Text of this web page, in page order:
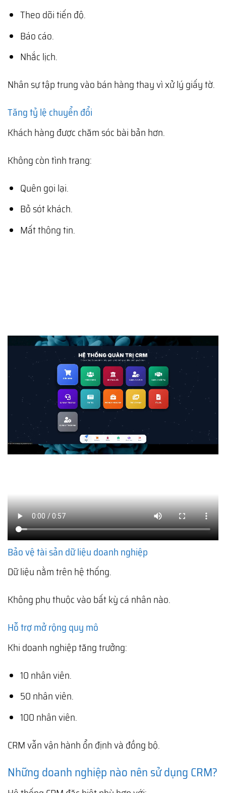
Theo dõi tiến độ.
Báo cáo.
Nhắc lịch.
Nhân sự tập trung vào bán hàng thay vì xử lý giấy tờ.
Tăng tỷ lệ chuyển đổi
Khách hàng được chăm sóc bài bản hơn.
Không còn tình trạng:
Quên gọi lại.
Bỏ sót khách.
Mất thông tin.
Bảo vệ tài sản dữ liệu doanh nghiệp
Dữ liệu nằm trên hệ thống.
Không phụ thuộc vào bất kỳ cá nhân nào.
Hỗ trợ mở rộng quy mô
Khi doanh nghiệp tăng trưởng:
10 nhân viên.
50 nhân viên.
100 nhân viên.
CRM vẫn vận hành ổn định và đồng bộ.
Những doanh nghiệp nào nên sử dụng CRM?